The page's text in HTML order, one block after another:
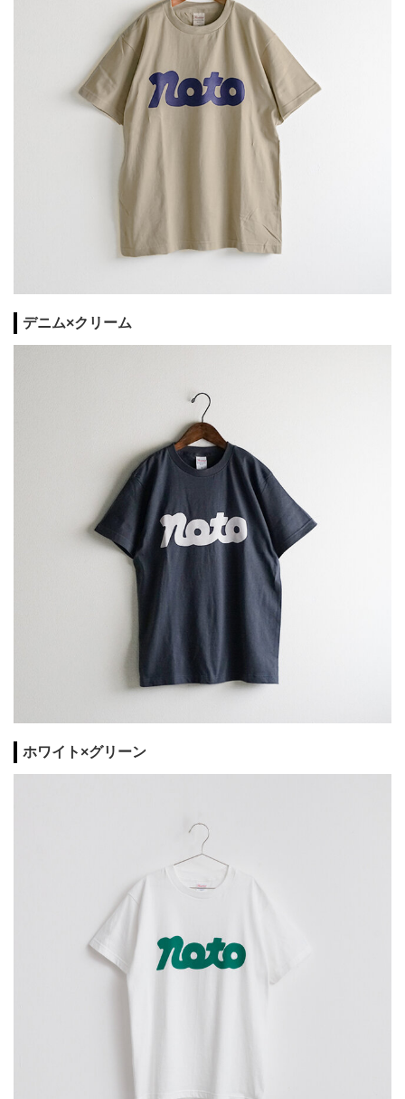
デニム×クリーム
ホワイト×グリーン